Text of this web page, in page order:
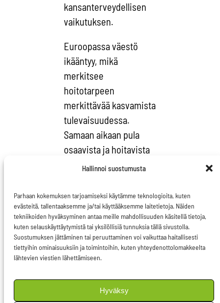
Hallinnoi suostumusta
Parhaan kokemuksen tarjoamiseksi käytämme teknologioita, kuten
evästeitä, tallentaaksemme ja/tai käyttääksemme laitetietoja. Näiden
tekniikoiden hyväksyminen antaa meille mahdollisuuden käsitellä tietoja,
kuten selauskäyttäytymistä tai yksilöllisiä tunnuksia tällä sivustolla.
Suostumuksen jättäminen tai peruuttaminen voi vaikuttaa haitallisesti
tiettyihin ominaisuuksiin ja toimintoihin, kuten yhteydenottolomakkeelta
lähtevien viestien lähettämiseen.
Hyväksy
kansanterveydellisen
vaikutuksen.
Euroopassa väestö
ikääntyy, mikä
merkitsee
hoitotarpeen
merkittävää kasvamista
tulevaisuudessa.
Samaan aikaan pula
osaavista ja hoitavista
käsistä lisääntyy. Tämä
harmaantuvalle
Euroopalle merkittäviä
haasteita. Terveyden
edistämisen ja tautien
ennaltaehkäisyn
vähentää
tarttumattomien